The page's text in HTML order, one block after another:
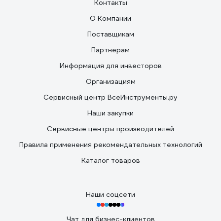
Контакты
О Компании
Поставщикам
Партнерам
Информация для инвесторов
Организациям
Сервисный центр ВсеИнструменты.ру
Наши закупки
Сервисные центры производителей
Правила применения рекомендательных технологий
Каталог товаров
Наши соцсети
Чат для бизнес-клиентов